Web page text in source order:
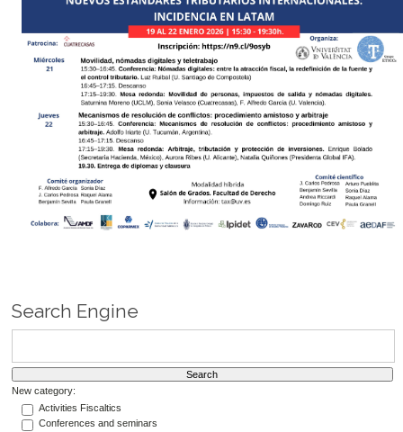
Search Engine
New category:
Activities Fiscaltics
Conferences and seminars